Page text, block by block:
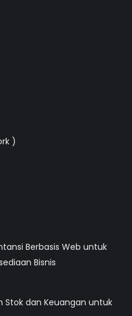
)
Berbasis Web untuk
Bisnis
Stok dan Keuangan untuk